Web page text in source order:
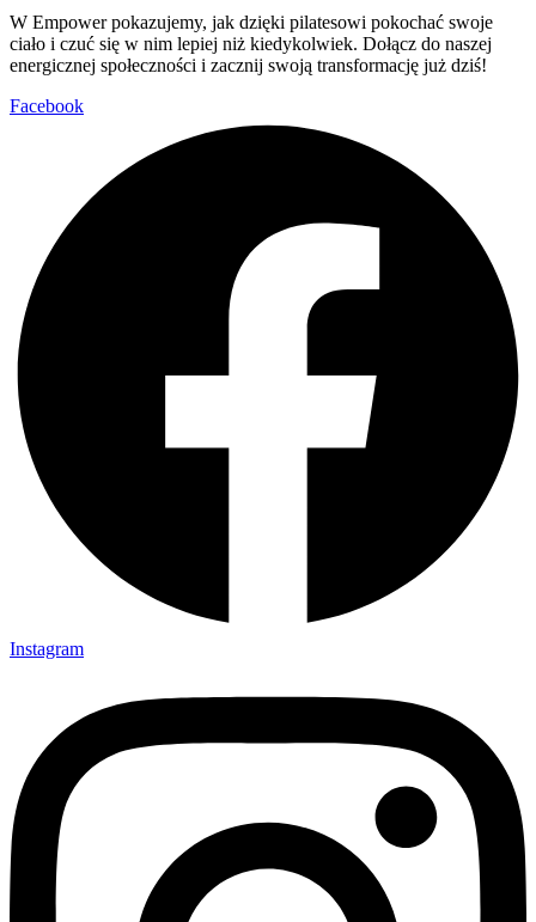
W Empower pokazujemy, jak dzięki pilatesowi pokochać swoje
ciało i czuć się w nim lepiej niż kiedykolwiek. Dołącz do naszej
energicznej społeczności i zacznij swoją transformację już dziś!
Facebook
Instagram